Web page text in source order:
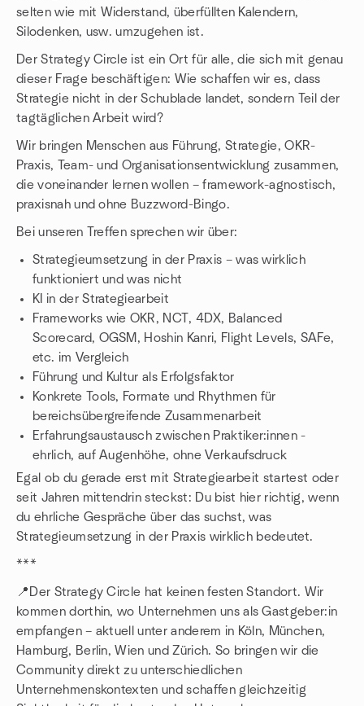
selten wie mit Widerstand, überfüllten Kalendern,
Silodenken, usw. umzugehen ist.
Der Strategy Circle ist ein Ort für alle, die sich mit genau
dieser Frage beschäftigen: Wie schaffen wir es, dass
Strategie nicht in der Schublade landet, sondern Teil der
tagtäglichen Arbeit wird?
Wir bringen Menschen aus Führung, Strategie, OKR-
Praxis, Team- und Organisationsentwicklung zusammen,
die voneinander lernen wollen – framework-agnostisch,
praxisnah und ohne Buzzword-Bingo.
Bei unseren Treffen sprechen wir über:
Strategieumsetzung in der Praxis – was wirklich
funktioniert und was nicht
KI in der Strategiearbeit
Frameworks wie OKR, NCT, 4DX, Balanced
Scorecard, OGSM, Hoshin Kanri, Flight Levels, SAFe,
etc. im Vergleich
Führung und Kultur als Erfolgsfaktor
Konkrete Tools, Formate und Rhythmen für
bereichsübergreifende Zusammenarbeit
Erfahrungsaustausch zwischen Praktiker:innen -
ehrlich, auf Augenhöhe, ohne Verkaufsdruck
Egal ob du gerade erst mit Strategiearbeit startest oder
seit Jahren mittendrin steckst: Du bist hier richtig, wenn
du ehrliche Gespräche über das suchst, was
Strategieumsetzung in der Praxis wirklich bedeutet.
***
📍Der Strategy Circle hat keinen festen Standort. Wir
kommen dorthin, wo Unternehmen uns als Gastgeber:in
empfangen – aktuell unter anderem in Köln, München,
Hamburg, Berlin, Wien und Zürich. So bringen wir die
Community direkt zu unterschiedlichen
Unternehmenskontexten und schaffen gleichzeitig